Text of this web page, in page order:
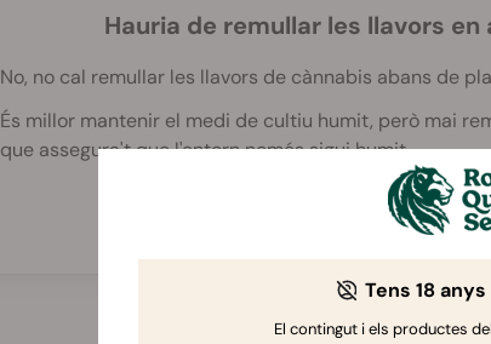
Hauria de remullar les llavors
No, no cal remullar les llavors de cànnabis abans de
És millor mantenir el medi de cultiu humit, però mai
que assegura't que l'entorn només sigui humit.
Tens 18
El contingut i els productes